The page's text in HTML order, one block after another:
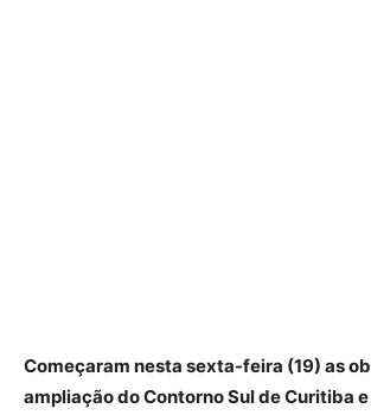
Começaram nesta sexta-feira (19) as
ampliação do Contorno Sul de Curitiba